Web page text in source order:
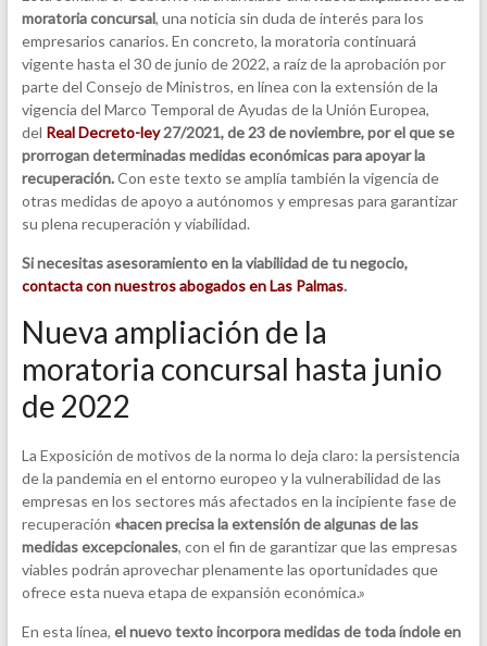
e
b
o
o
k
moratoria concursal, una noticia sin duda de interés para los
empresarios canarios. En concreto, la moratoria continuará
vigente hasta el 30 de junio de 2022, a raíz de la aprobación por
parte del Consejo de Ministros, en línea con la extensión de la
vigencia del Marco Temporal de Ayudas de la Unión Europea,
del Real Decreto-ley27/2021, de 23 de noviembre, por el que se
prorrogan determinadas medidas económicas para apoyar la
recuperación.Con este texto se amplía también la vigencia de
otras medidas de apoyo a autónomos y empresas para garantizar
su plena recuperación y viabilidad.
Si necesitas asesoramiento en la viabilidad de tu negocio,
contacta con nuestros abogados en Las Palmas.
Nueva ampliación de la
moratoria concursal hasta junio
de 2022
La Exposición de motivos de la norma lo deja claro: la persistencia
de la pandemia en el entorno europeo y la vulnerabilidad de las
empresas en los sectores más afectados en la incipiente fase de
recuperación «hacen precisa la extensión de algunas de las
medidas excepcionales, con el fin de garantizar que las empresas
viables podrán aprovechar plenamente las oportunidades que
ofrece esta nueva etapa de expansión económica.»
En esta línea, el nuevo texto incorpora medidas de toda índole en